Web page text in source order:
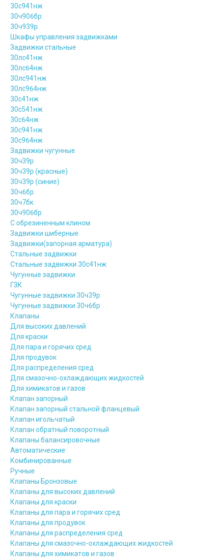
30с941нж
30ч906бр
30ч939р
Шкафы управления задвижками
Задвижки стальные
30лс41нж
30лс64нж
30лс941нж
30лс964нж
30с41нж
30с541нж
30с64нж
30с941нж
30с964нж
Задвижки чугунные
30ч39р
30ч39р (красные)
30ч39р (синие)
30ч6бр
30ч7бк
30ч906бр
С обрезиненным клином
Задвижки шиберные
Задвижки(запорная арматура)
Стальные задвижки
Стальные задвижки 30с41нж
Чугунные задвижки
ГЗК
Чугунные задвижки 30ч39р
Чугунные задвижки 30ч6бр
Клапаны
Для высоких давлений
Для краски
Для пара и горячих сред
Для продувок
Для распределения сред
Для смазочно-охлаждающих жидкостей
Для химикатов и газов
Клапан запорный
Клапан запорный стальной фланцевый
Клапан игольчатый
Клапан обратный поворотный
Клапаны балансировочные
Автоматические
Комбинированные
Ручные
Клапаны Бронзовые
Клапаны для высоких давлений
Клапаны для краски
Клапаны для пара и горячих сред
Клапаны для продувок
Клапаны для распределения сред
Клапаны для смазочно-охлаждающих жидкостей
Клапаны для химикатов и газов